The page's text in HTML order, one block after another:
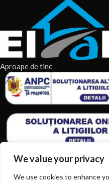
We value your privacy
We use cookies to enhance
Aproape de tine